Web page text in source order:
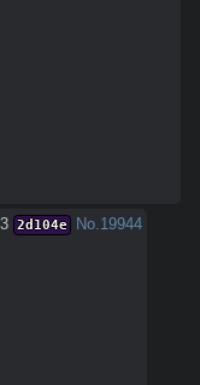
2d104e No.19944